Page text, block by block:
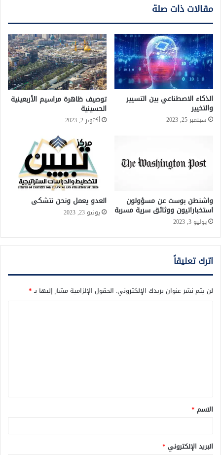
مقالات ذات صلة
الذكاء الاصطناعي بين التسيير
والتخيير
سبتمبر 25, 2023
توصيف ظاهرة مراسيم الأربعينية
الحسينية
أكتوبر 2, 2023
واشنطن بوست عن مسؤولون
استخباراتيون ووثائق سرية مسربة
يوليو 3, 2023
العدو يعمل ونحن نتشكى
يونيو 23, 2023
اترك تعليقاً
لن يتم نشر عنوان بريدك الإلكتروني. الحقول الإلزامية مشار إليها بـ*
ق
*
الاسم *
البريد الإلكتروني *